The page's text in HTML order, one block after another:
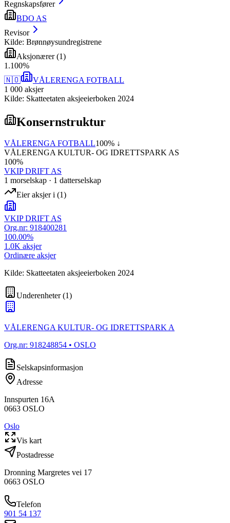
Regnskapsfører
BDO AS
Revisor
Kilde: Brønnøysundregistrene
Aksjonærer(1)
1 .100%
🇳🇴
VÅLERENGA FOTBALL
1 000 aksjer
Kilde: Skatteetaten aksjeeierboken 2024
Konsernstruktur
VÅLERENGA FOTBALL100% ↓
VÅLERENGA KULTUR- OG IDRETTSPARK AS
100%
VKIP DRIFT AS
1 morselskap · 1 datterselskap
Eier aksjer i (1)
VKIP DRIFT AS
Org.nr: 918400281
100.00%
1.0K aksjer
Ordinære aksjer
Kilde: Skatteetaten aksjeeierboken 2024
Underenheter(1)
VÅLERENGA KULTUR- OG IDRETTSPARK A
Org.nr: 918248854 • OSLO
Selskapsinformasjon
Adresse
Innspurten 16A
0663 OSLO
Oslo
Vis kart
Postadresse
Dronning Margretes vei 17
0663 OSLO
Telefon
901 54 137